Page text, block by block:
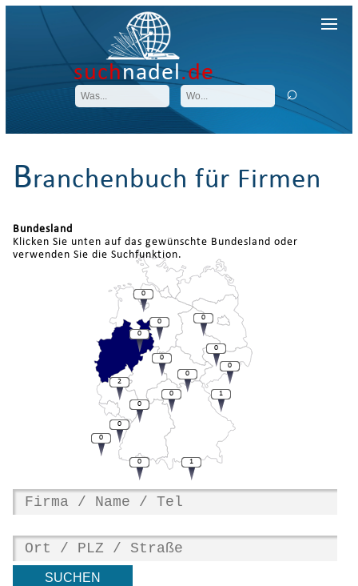
suchnadel.de
Branchenbuch für Firmen
Bundesland
Klicken Sie unten auf das gewünschte Bundesland oder
verwenden Sie die Suchfunktion.
1
0
2
0
0
0
0
0
0
0
0
0
0
0
0
1